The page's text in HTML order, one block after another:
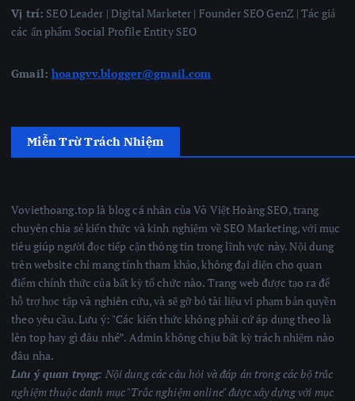
Vị trí: SEO Leader | Digital Marketer | Founder SEO GenZ | Tác giả
các ấn phẩm Social Profile Entity SEO
Gmail:hoangvv.blogger@gmail.com
Miễn Trừ Trách Nhiệm
Voviethoang.top là blog cá nhân của Võ Việt Hoàng SEO, trang
chuyên chia sẻ kiến thức và kinh nghiệm về SEO Marketing, với mục
tiêu giúp người đọc tiếp cận thông tin trong lĩnh vực này. Nội dung
trên website chỉ mang tính tham khảo, không đại diện cho quan
điểm chính thức của bất kỳ tổ chức nào. Trang web được tạo ra để
hỗ trợ học tập và nghiên cứu, và sẽ gỡ bỏ tài liệu vi phạm bản quyền
theo yêu cầu. Lưu ý: "Các kiến thức không phải cứ áp dụng theo là
lên top hay gì đâu nhé”. Admin không chịu bất kỳ trách nhiệm nào
đâu nha.
Lưu ý quan trọng: Nội dung các câu hỏi và đáp án trong các bộ trắc
nghiệm thuộc danh mục "Trắc nghiệm online" được xây dựng với mục